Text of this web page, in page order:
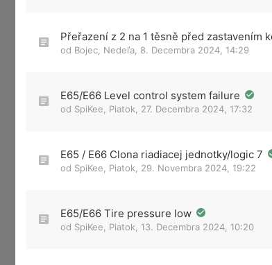
Přeřazení z 2 na 1 těsně před zastavením
od Bojec Nedeľa, 8. Decembra 2024, 14:29
E65/E66 Level control system failure
od SpiKee Piatok, 27. Decembra 2024, 17:32
E65 / E66 Clona riadiacej jednotky/logic 7
od SpiKee Piatok, 29. Novembra 2024, 19:22
E65/E66 Tire pressure low
od SpiKee Piatok, 13. Decembra 2024, 10:20